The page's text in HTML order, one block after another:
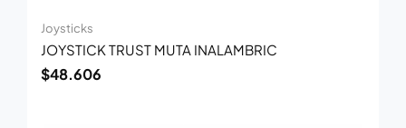
Joysticks
JOYSTICK TRUST MUTA INALAMBRIC
$48.606